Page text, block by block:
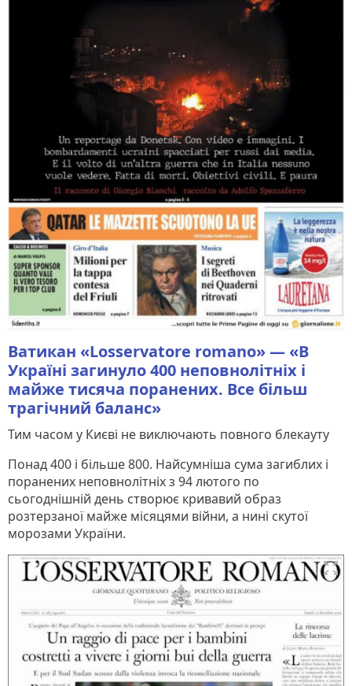
Ватикан «Losservatore romano» — «В
Україні загинуло 400 неповнолітніх і
майже тисяча поранених. Все більш
трагічний баланс»
Тим часом у Києві не виключають повного блекауту
Понад 400 і більше 800. Найсумніша сума загиблих і
поранених неповнолітніх з 94 лютого по
сьогоднішній день створює кривавий образ
розтерзаної майже місяцями війни, а нині скутої
морозами України.
